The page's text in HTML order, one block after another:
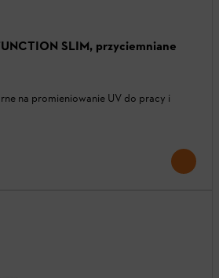
SLIM, przyciemniane
na promieniowanie UV do pracy i